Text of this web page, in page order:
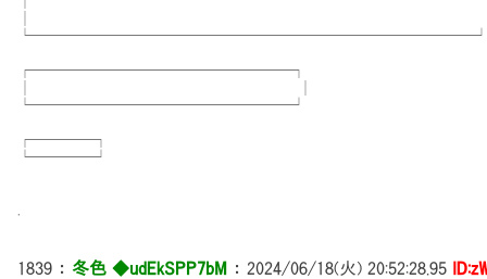
┌─────────────────┐
└─────────────────┘
┌────┐
└────┘
1839 ： 冬色 ◆udEkSPP7bM ： 2024/06/18(火) 20:52:28.95